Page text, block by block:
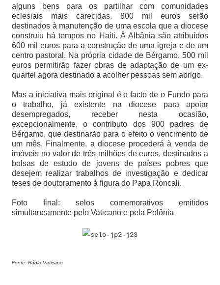
alguns bens para os partilhar com comunidades
eclesiais mais carecidas. 800 mil euros serão
destinados à manutenção de uma escola que a diocese
construiu há tempos no Haiti. À Albânia são atribuídos
600 mil euros para a construção de uma igreja e de um
centro pastoral. Na própria cidade de Bérgamo, 500 mil
euros permitirão fazer obras de adaptação de um ex-
quartel agora destinado a acolher pessoas sem abrigo.
Mas a iniciativa mais original é o facto de o Fundo para
o trabalho, já existente na diocese para apoiar
desempregados, receber nesta ocasião,
excepcionalmente, o contributo dos 900 padres de
Bérgamo, que destinarão para o efeito o vencimento de
um mês. Finalmente, a diocese procederá à venda de
imóveis no valor de três milhões de euros, destinados a
bolsas de estudo de jovens de países pobres que
desejem realizar trabalhos de investigação e dedicar
teses de doutoramento à figura do Papa Roncali.
Foto final: selos comemorativos emitidos
simultaneamente pelo Vaticano e pela Polônia
Fonte: Rádio Vaticano